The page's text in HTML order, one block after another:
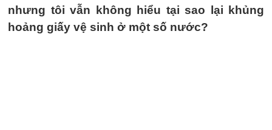
nhưng tôi vẫn không hiểu tại sao lại khủng
hoảng giấy vệ sinh ở một số nước?